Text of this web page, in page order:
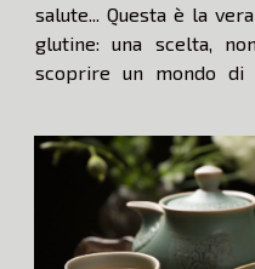
salute... Questa è la
glutine: una scelta,
scoprire un mondo di